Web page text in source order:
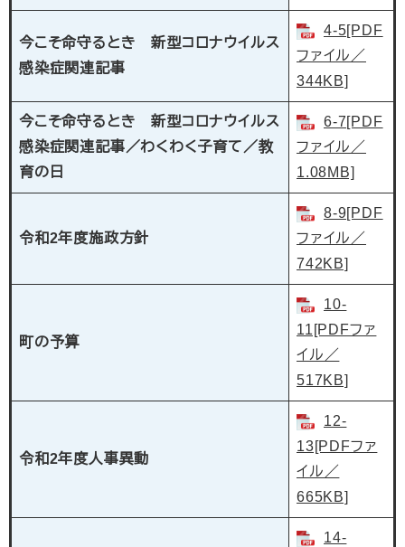
今こそ命守るとき 新型コロナウイルス
感染症関連記事
4-5[PDF
ファイル／
344KB]
今こそ命守るとき 新型コロナウイルス
感染症関連記事／わくわく子育て／教
育の日
6-7[PDF
ファイル／
1.08MB]
令和2年度施政方針
8-9[PDF
ファイル／
742KB]
町の予算
10-
11[PDFファ
イル／
517KB]
令和2年度人事異動
12-
13[PDFファ
イル／
665KB]
14-